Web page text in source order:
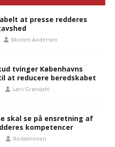
at presse redderes
Morten Andersen
tvinger Københavns
at reducere beredskabet
Lars Grøndahl
skal se på ensretning af
kompetencer
Redaktionen